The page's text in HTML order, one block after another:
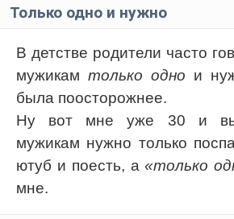
Только одно и нужно
В детстве родители часто
мужикам только одно и
была поосторожнее.
Ну вот мне уже 30 и
мужикам нужно только
ютуб и поесть, а«только
мне.